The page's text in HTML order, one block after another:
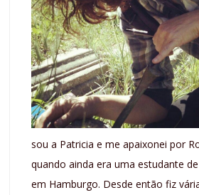
sou a Patricia e me apaixonei por
quando ainda era uma estudante
em Hamburgo. Desde então fiz